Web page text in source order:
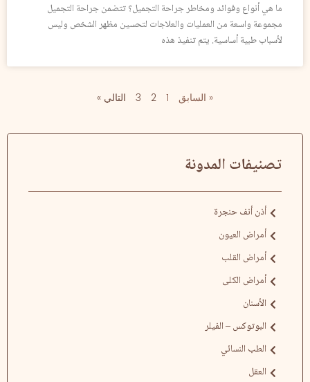
ما هي أنواع وفوائد ومخاطر جراحة التجميل؟ تتضمن جراحة التجميل
مجموعة واسعة من العمليات والعلاجات لتحسين مظهر الشخص وليس
لأسباب طبية أساسية. يتم تنفيذ هذه
« السابق 1
2
3 التالي »
تصنيفات المدونة
أذن أنف حنجرة
أمراض العيون
أمراض القلب
أمراض الكلى
الأسنان
البوتوكس – الفيلر
الطب النسائي
العقل